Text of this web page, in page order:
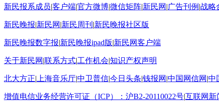
新民报系成员|客户端|官方微博|微信矩阵|新民网 |广告刊例 |战略
新民晚报|新民网 |新民周刊 |新民晚报社区版
新民晚报数字报|新民晚报ipad版|新民网客户端
关于新民网 |联系方式|工作机会|知识产权声明
北大方正| 上海音乐厅|中卫普信|今日头条|钱报网 |中国网信网 |中
增值电信业务经营许可证（ICP）：沪B2-20110022号|互联网新